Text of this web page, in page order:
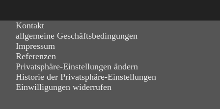
Kontakt
allgemeine Geschäftsbedingungen
Impressum
Referenzen
Privatsphäre-Einstellungen ändern
Historie der Privatsphäre-Einstellungen
Einwilligungen widerrufen